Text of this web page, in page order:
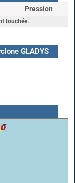
Pression
touchée.
GLADYS